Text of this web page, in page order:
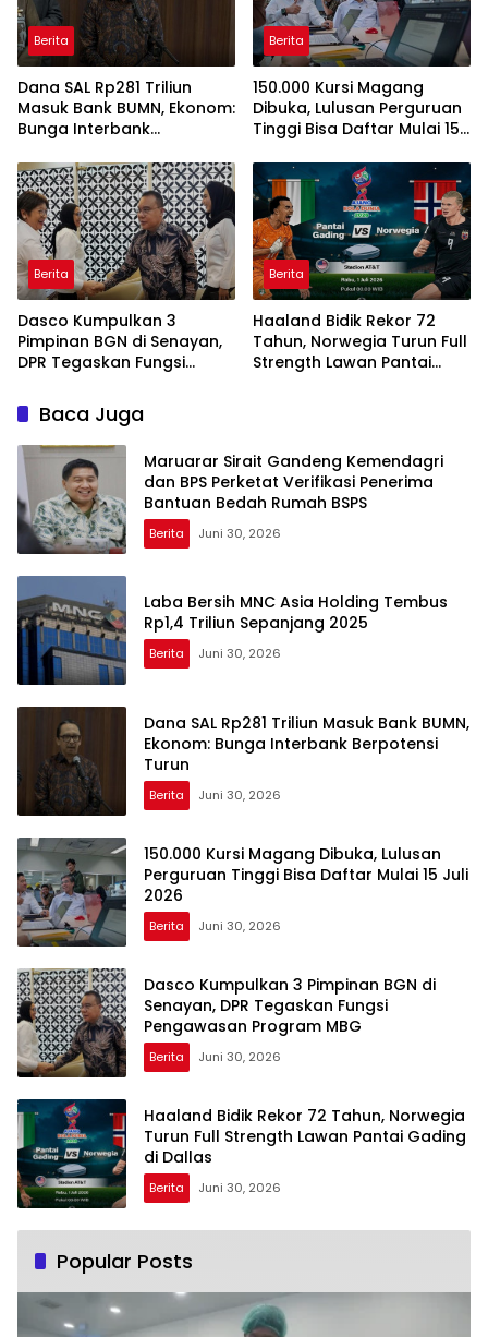
Berita
Dana SAL Rp281 Triliun
Masuk Bank BUMN, Ekonom:
Bunga Interbank
Berita
150.000 Kursi Magang
Dibuka, Lulusan Perguruan
Tinggi Bisa Daftar Mulai 15
Berita
Dasco Kumpulkan 3
Pimpinan BGN di Senayan,
DPR Tegaskan Fungsi
Berita
Haaland Bidik Rekor 72
Tahun, Norwegia Turun Full
Strength Lawan Pantai
Baca Juga
Maruarar Sirait Gandeng Kemendagri
dan BPS Perketat Verifikasi Penerima
Bantuan Bedah Rumah BSPS
Berita Juni 30, 2026
Laba Bersih MNC Asia Holding Tembus
Rp1,4 Triliun Sepanjang 2025
Berita Juni 30, 2026
Dana SAL Rp281 Triliun Masuk Bank BUMN,
Ekonom: Bunga Interbank Berpotensi
Turun
Berita Juni 30, 2026
150.000 Kursi Magang Dibuka, Lulusan
Perguruan Tinggi Bisa Daftar Mulai 15 Juli
2026
Berita Juni 30, 2026
Dasco Kumpulkan 3 Pimpinan BGN di
Senayan, DPR Tegaskan Fungsi
Pengawasan Program MBG
Berita Juni 30, 2026
Haaland Bidik Rekor 72 Tahun, Norwegia
Turun Full Strength Lawan Pantai Gading
di Dallas
Berita Juni 30, 2026
Popular Posts